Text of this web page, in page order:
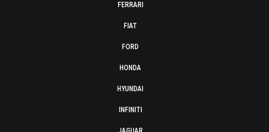
FERRARI
FIAT
FORD
HONDA
HYUNDAI
INFINITI